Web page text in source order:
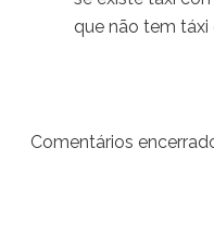
que não tem
Comentários